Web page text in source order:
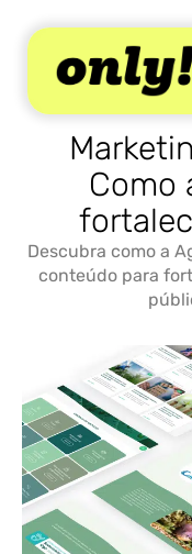
Como
Descubra como a
conteúdo para